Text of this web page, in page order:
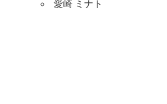
愛崎 ミナト